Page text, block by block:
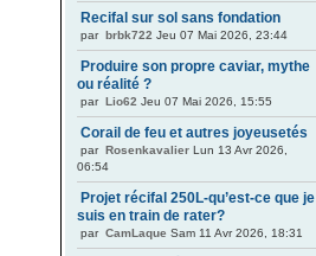
Recifal sur sol sans fondation
par brbk722 Jeu 07 Mai 2026, 23:44
Produire son propre caviar, mythe
ou réalité ?
par Lio62 Jeu 07 Mai 2026, 15:55
Corail de feu et autres joyeusetés
par Rosenkavalier Lun 13 Avr 2026,
06:54
Projet récifal 250L-qu’est-ce que je
suis en train de rater?
par CamLaque Sam 11 Avr 2026, 18:31